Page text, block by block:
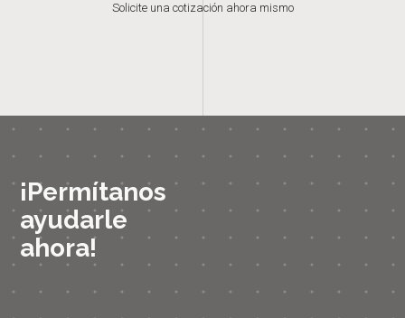
Solicite una cotización ahora mismo
¡Permítanos
ayudarle
ahora!